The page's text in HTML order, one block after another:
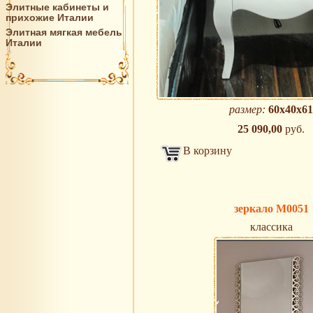
Элитные кабинеты и
прихожие Италии
Элитная мягкая мебель
Италии
размер: 60х40х61
25 090,00 руб.
В корзину
зеркало M0051
классика